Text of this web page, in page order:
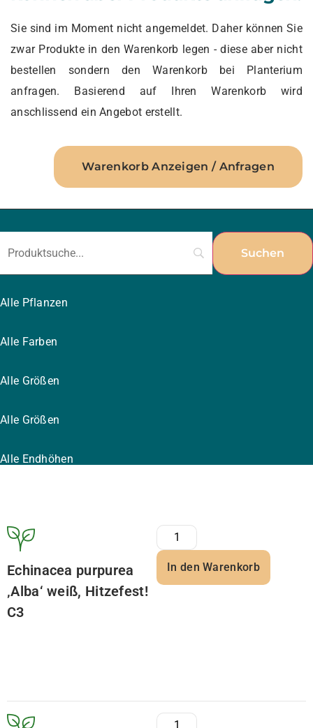
Sie sind im Moment nicht angemeldet. Daher können Sie
zwar Produkte in den Warenkorb legen - diese aber nicht
bestellen sondern den Warenkorb bei Planterium
anfragen. Basierend auf Ihren Warenkorb wird
anschlissend ein Angebot erstellt.
Warenkorb Anzeigen / Anfragen
Alle Pflanzen
Alle Farben
Alle Größen
Alle Größen
Alle Endhöhen
Echinacea purpurea
‚Alba‘ weiß, Hitzefest!
C3
In den Warenkorb